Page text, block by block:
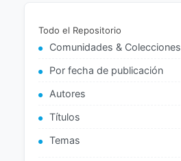
Todo el Repositorio
Comunidades & Colecciones
Por fecha de publicación
Autores
Títulos
Temas